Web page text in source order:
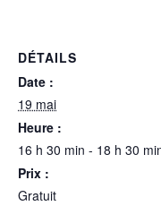
DÉTAILS
Date :
19 mai
Heure :
16 h 30 min - 18 h 30
Prix :
Gratuit